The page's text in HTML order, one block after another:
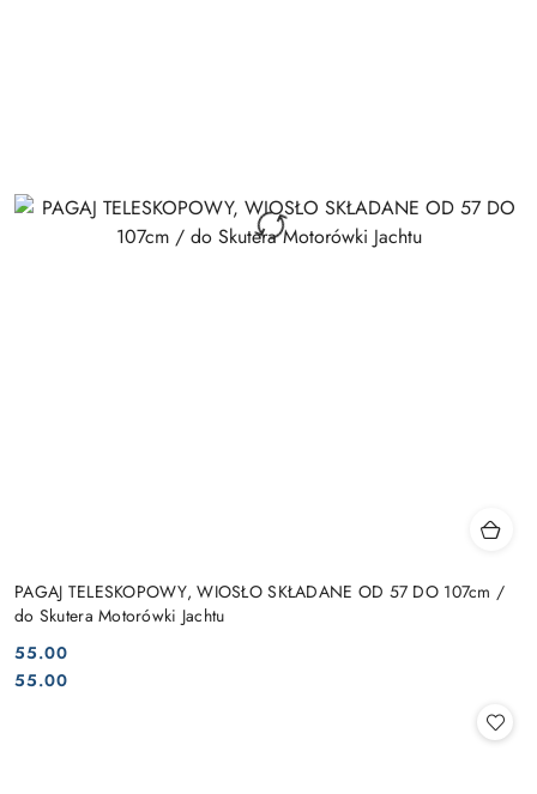
PAGAJ TELESKOPOWY, WIOSŁO SKŁADANE OD 57 DO 107cm /
do Skutera Motorówki Jachtu
Cena:
55.00
Cena:
55.00